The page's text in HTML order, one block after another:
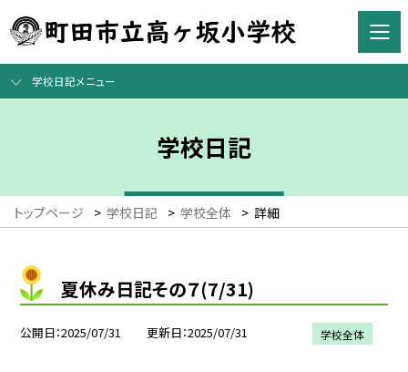
学校日記メニュー
学校日記
トップページ > 学校日記 > 学校全体 > 詳細
夏休み日記その７(7/31)
公開日 2025/07/31 更新日 2025/07/31 学校全体